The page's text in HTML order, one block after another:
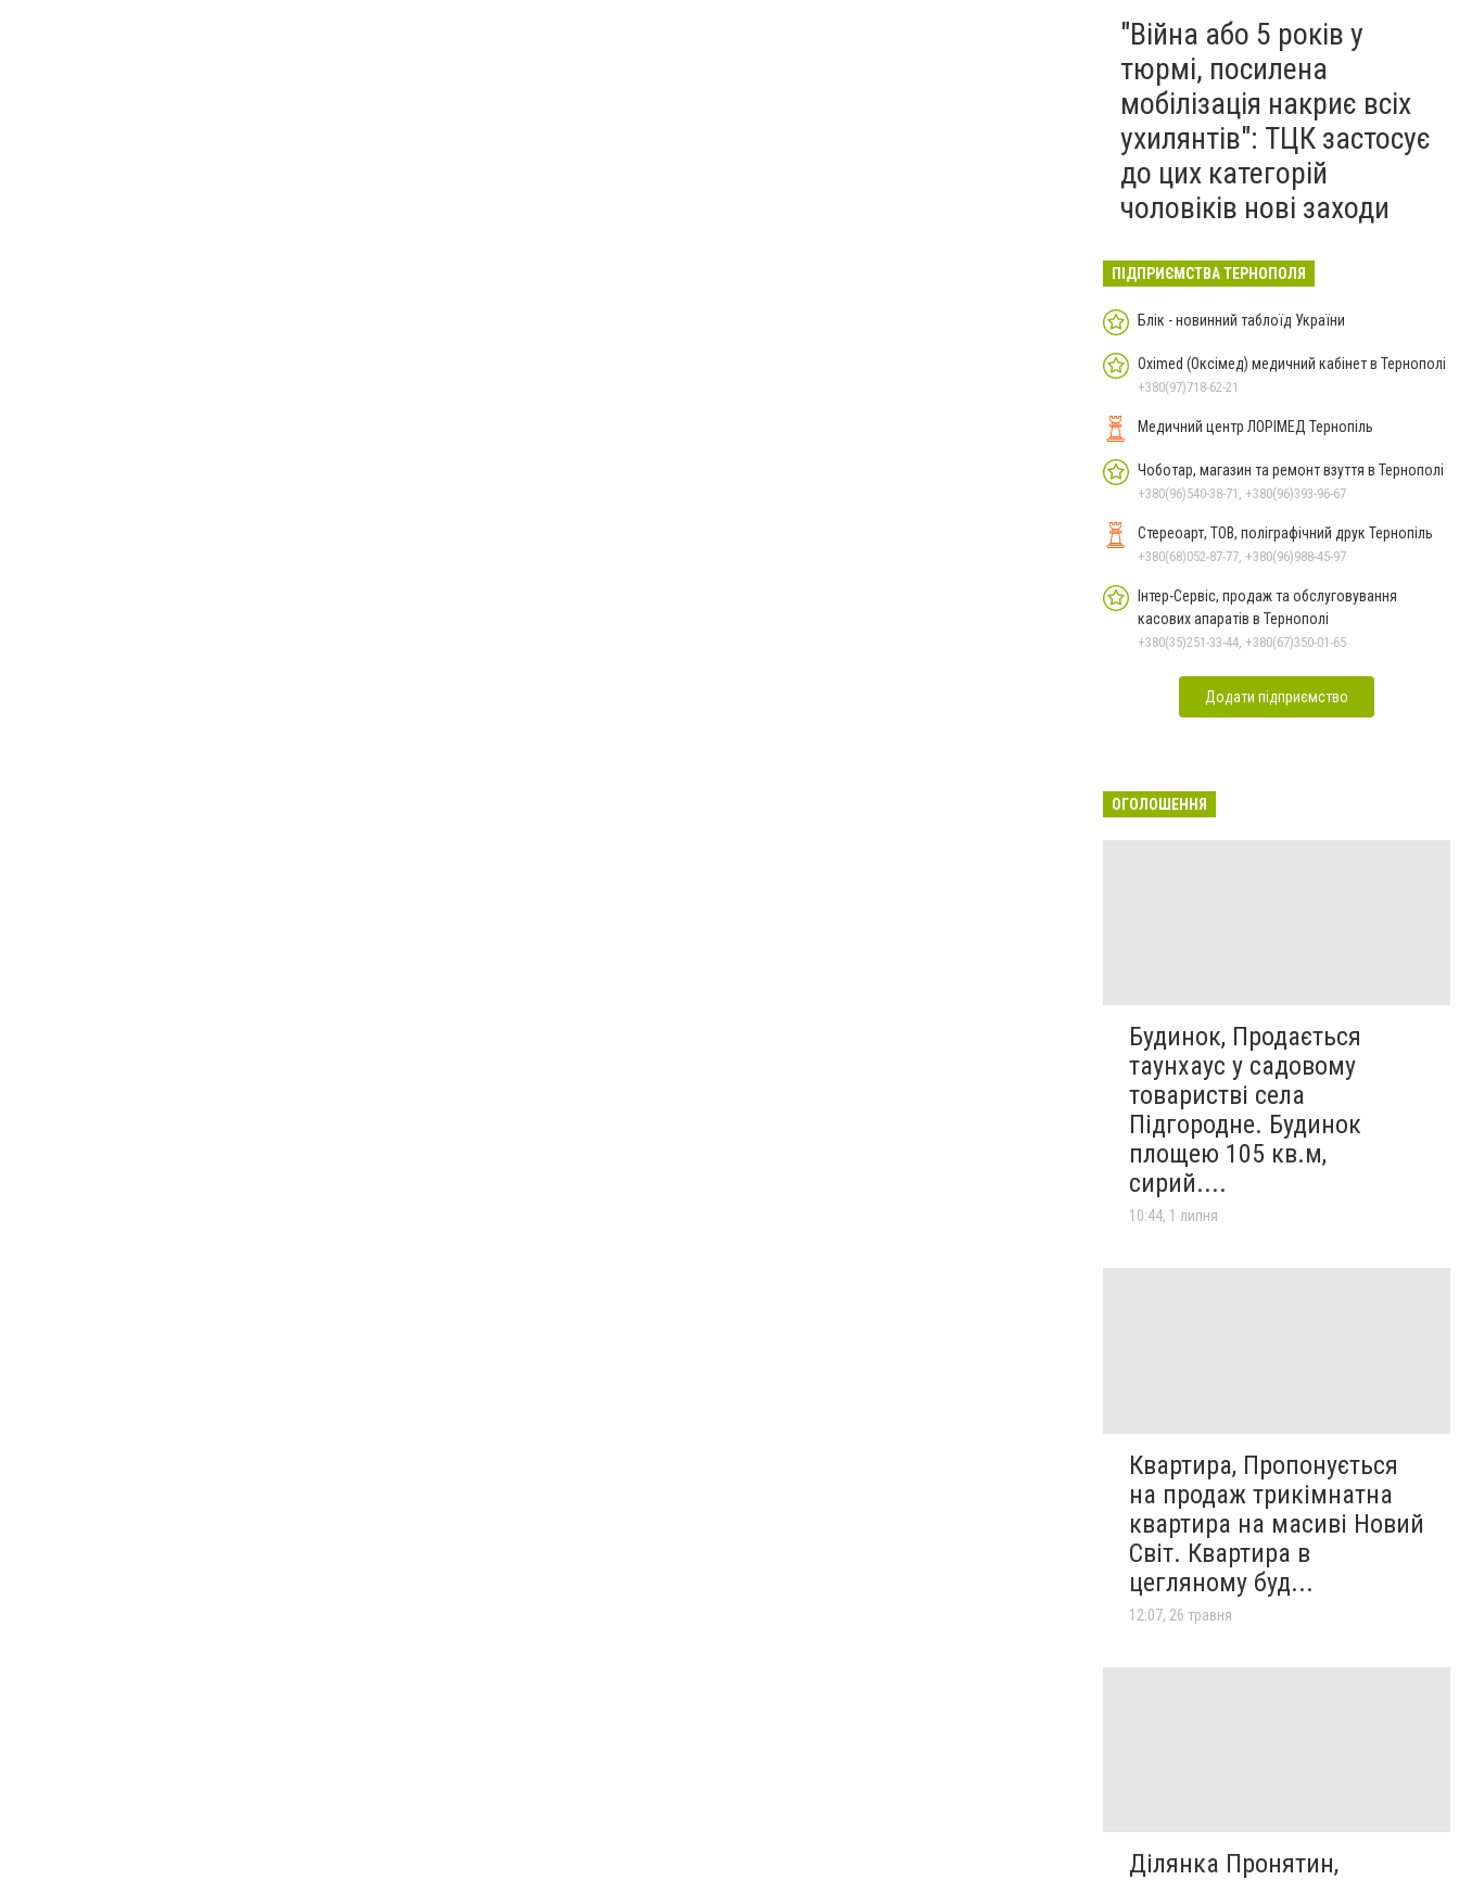
"Війна або 5 років у
тюрмі, посилена
мобілізація накриє всіх
ухилянтів": ТЦК застосує
до цих категорій
чоловіків нові заходи
ПІДПРИЄМСТВА ТЕРНОПОЛЯ
Блік - новинний таблоїд України
Oximed (Оксімед) медичний кабінет в Тернополі
+380(97)718-62-21
Медичний центр ЛОРІМЕД Тернопіль
Чоботар, магазин та ремонт взуття в Тернополі
+380(96)540-38-71, +380(96)393-96-67
Стереоарт, ТОВ, поліграфічний друк Тернопіль
+380(68)052-87-77, +380(96)988-45-97
Інтер-Сервіс, продаж та обслуговування
касових апаратів в Тернополі
+380(35)251-33-44, +380(67)350-01-65
Додати підприємство
ОГОЛОШЕННЯ
Будинок, Продається
таунхаус у садовому
товаристві села
Підгородне. Будинок
площею 105 кв.м,
сирий....
10:44, 1 липня
Квартира, Пропонується
на продаж трикімнатна
квартира на масиві Новий
Світ. Квартира в
цегляному буд...
12:07, 26 травня
Ділянка Пронятин,